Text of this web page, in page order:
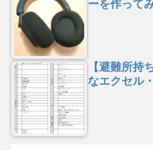
ーを作って
【避難所持
なエクセル